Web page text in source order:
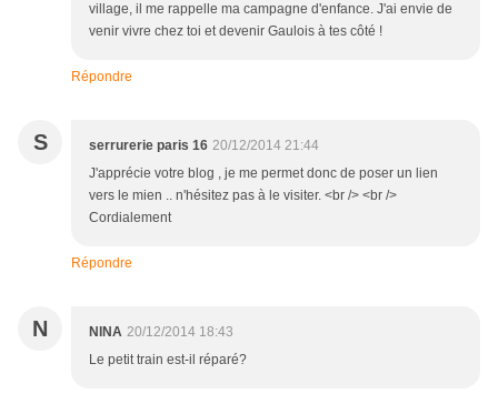
village, il me rappelle ma campagne d'enfance. J'ai envie de
venir vivre chez toi et devenir Gaulois à tes côté !
Répondre
S serrurerie paris 16 20/12/2014 21:44
J'apprécie votre blog , je me permet donc de poser un lien
vers le mien .. n'hésitez pas à le visiter. <br /> <br />
Cordialement
Répondre
N NINA 20/12/2014 18:43
Le petit train est-il réparé?